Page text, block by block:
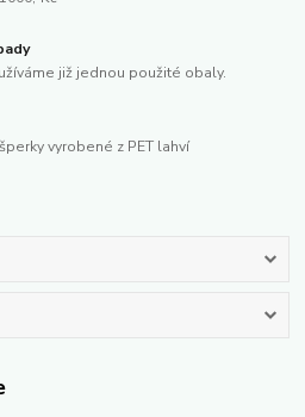
již jednou použité obaly.
vyrobené z PET lahví